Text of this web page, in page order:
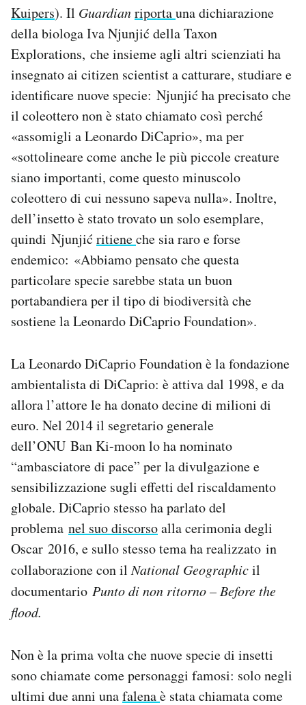
Kuipers). Il Guardianriportauna dichiarazione
della biologa Iva Njunjić della Taxon
Explorations, che insieme agli altri scienziati ha
insegnato ai citizen scientist a catturare, studiare e
identificare nuove specie: Njunjić ha precisato che
il coleottero non è stato chiamato così perché
«assomigli a Leonardo DiCaprio», ma per
«sottolineare come anche le più piccole creature
siano importanti, come questo minuscolo
coleottero di cui nessuno sapeva nulla». Inoltre,
dell’insetto è stato trovato un solo esemplare,
quindi Njunjić ritieneche sia raro e forse
endemico: «Abbiamo pensato che questa
particolare specie sarebbe stata un buon
portabandiera per il tipo di biodiversità che
sostiene la Leonardo DiCaprio Foundation».
La Leonardo DiCaprio Foundation è la fondazione
ambientalista di DiCaprio: è attiva dal 1998, e da
allora l’attore le ha donato decine di milioni di
euro. Nel 2014 il segretario generale
dell’ONU Ban Ki-moon lo ha nominato
“ambasciatore di pace” per la divulgazione e
sensibilizzazione sugli effetti del riscaldamento
globale. DiCaprio stesso ha parlato del
problema nel suo discorsoalla cerimonia degli
Oscar 2016, e sullo stesso tema ha realizzato in
collaborazione con ilNational Geographicil
documentario Punto di non ritorno – Before the
flood.
Non è la prima volta che nuove specie di insetti
sono chiamate come personaggi famosi: solo negli
ultimi due anni unafalenaè stata chiamata come